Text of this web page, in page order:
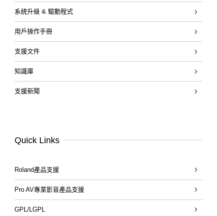
系統升級 & 驅動程式
用戶操作手冊
支援文件
知識庫
支援新聞
Quick Links
Roland產品支援
Pro AV專業影音產品支援
GPL/LGPL